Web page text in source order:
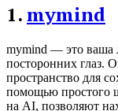
1.mymind
mymind — это ваша
посторонних глаз.
пространство для
помощью простого
на AI, позволяют